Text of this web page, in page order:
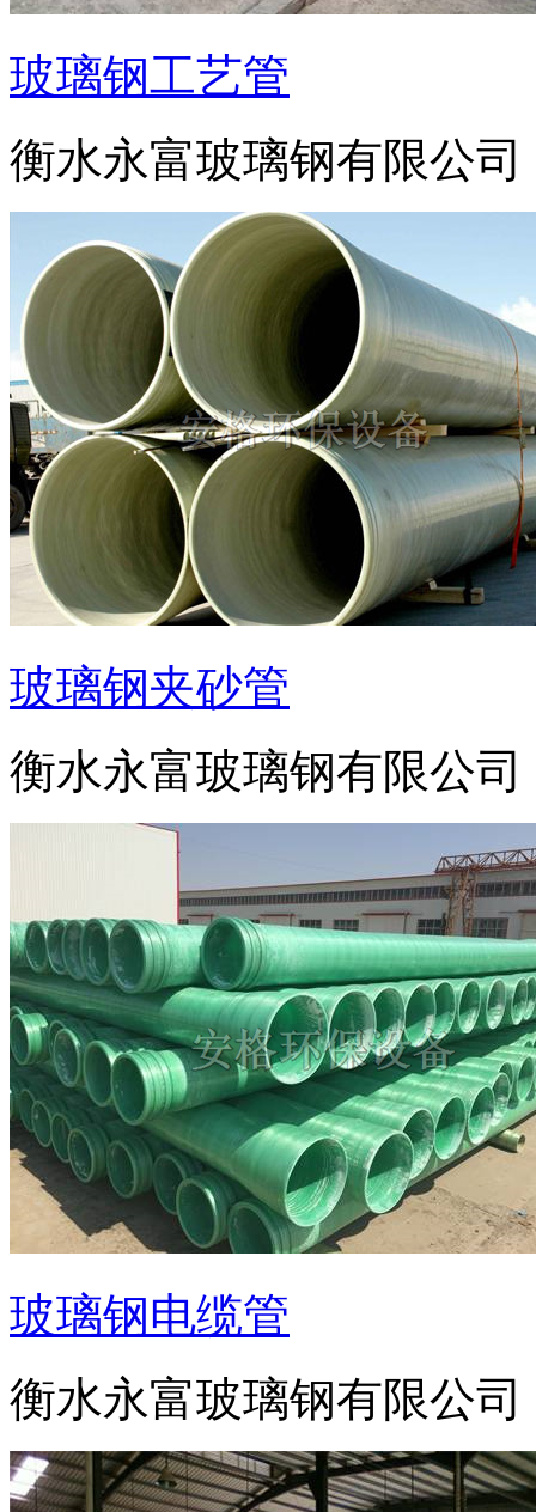
玻璃钢工艺管
衡水永富玻璃钢有限公司
玻璃钢夹砂管
衡水永富玻璃钢有限公司
玻璃钢电缆管
衡水永富玻璃钢有限公司